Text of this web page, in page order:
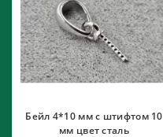
Бейл 4*10 мм с штифтом 10
мм цвет сталь